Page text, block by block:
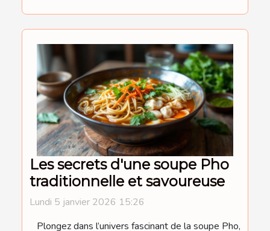
Les secrets d'une soupe Pho
traditionnelle et savoureuse
Lundi 5 janvier 2026 15:26
Plongez dans l’univers fascinant de la soupe Pho,